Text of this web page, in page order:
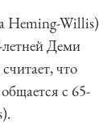
Heming-Willis)
летней Деми
что
с 65-